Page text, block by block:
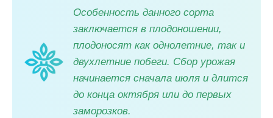
Особенность данного сорта
заключается в плодоношении,
плодоносят как однолетние, так и
двухлетние побеги. Сбор урожая
начинается сначала июля и длится
до конца октября или до первых
заморозков.